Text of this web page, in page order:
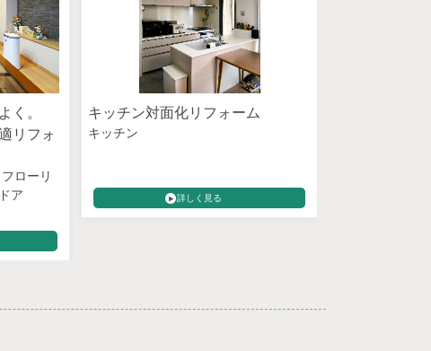
よく。
フォ
ローリ
ア
キッチン対面化リフォーム
キッチン
詳しく見る